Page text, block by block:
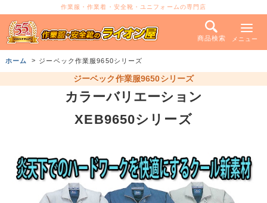
作業服・作業着・安全靴・ユニフォームの専門店
商品検索 メニュー
ホーム ジーベック作業服9650シリーズ
ジーベック作業服9650シリーズ
カラーバリエーション
XEB9650シリーズ